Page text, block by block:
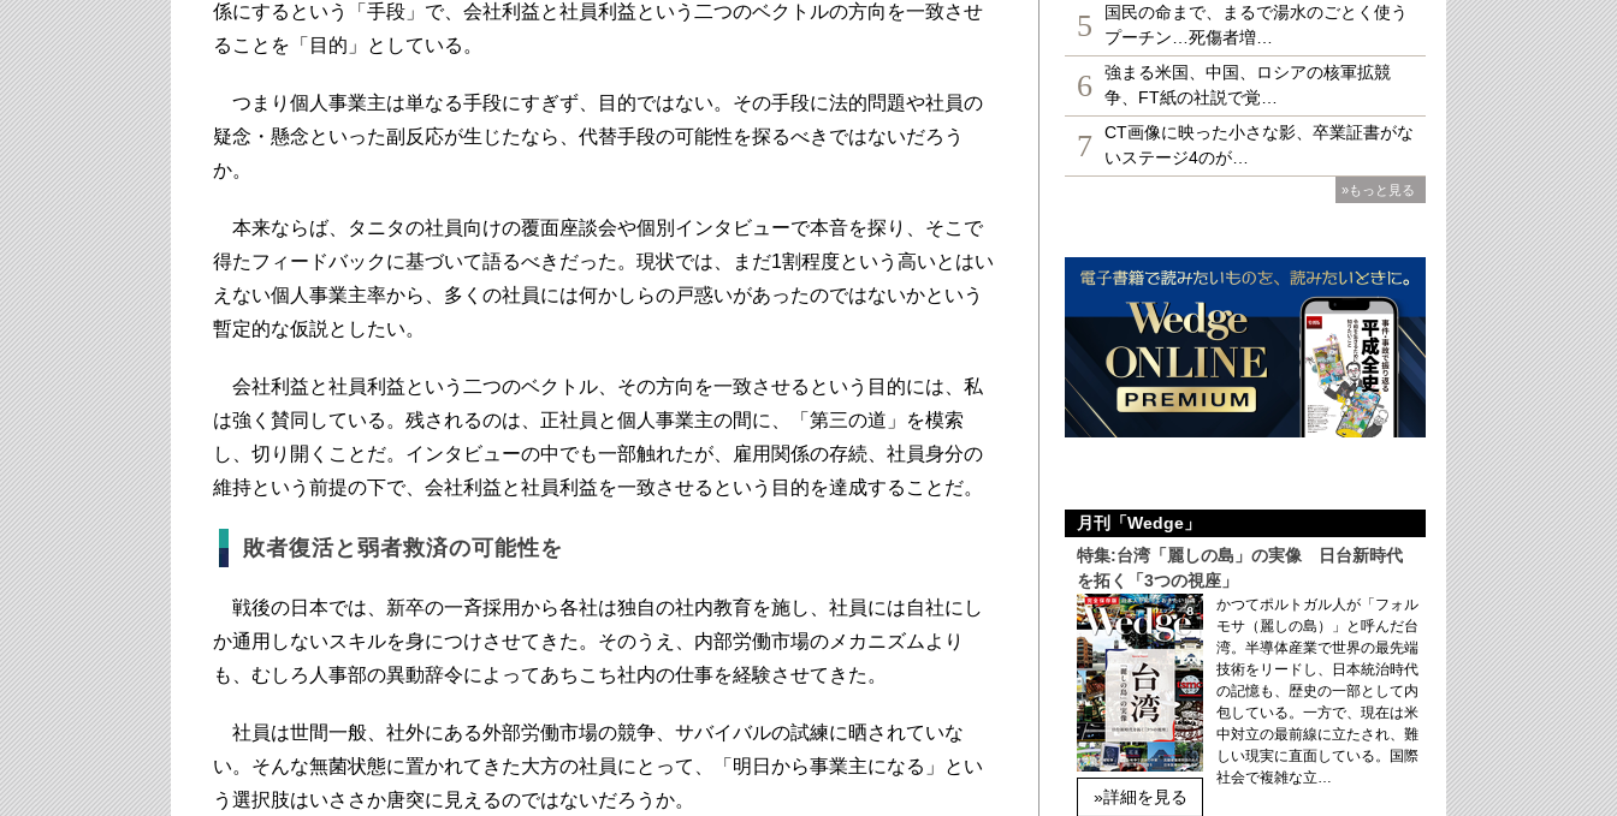
係にするという「手段」で、会社利益と社員利益という二つのベクトルの方向を一致させ
ることを「目的」としている。
つまり個人事業主は単なる手段にすぎず、目的ではない。その手段に法的問題や社員の
疑念・懸念といった副反応が生じたなら、代替手段の可能性を探るべきではないだろう
か。
本来ならば、タニタの社員向けの覆面座談会や個別インタビューで本音を探り、そこで
得たフィードバックに基づいて語るべきだった。現状では、まだ1割程度という高いとはい
えない個人事業主率から、多くの社員には何かしらの戸惑いがあったのではないかという
暫定的な仮説としたい。
会社利益と社員利益という二つのベクトル、その方向を一致させるという目的には、私
は強く賛同している。残されるのは、正社員と個人事業主の間に、「第三の道」を模索
し、切り開くことだ。インタビューの中でも一部触れたが、雇用関係の存続、社員身分の
維持という前提の下で、会社利益と社員利益を一致させるという目的を達成することだ。
敗者復活と弱者救済の可能性を
戦後の日本では、新卒の一斉採用から各社は独自の社内教育を施し、社員には自社にし
か通用しないスキルを身につけさせてきた。そのうえ、内部労働市場のメカニズムより
も、むしろ人事部の異動辞令によってあちこち社内の仕事を経験させてきた。
社員は世間一般、社外にある外部労働市場の競争、サバイバルの試練に晒されていな
い。そんな無菌状態に置かれてきた大方の社員にとって、「明日から事業主になる」とい
う選択肢はいささか唐突に見えるのではないだろうか。
5
国民の命まで、まるで湯水のごとく使う
プーチン…死傷者増…
6
強まる米国、中国、ロシアの核軍拡競
争、FT紙の社説で覚…
7
CT画像に映った小さな影、卒業証書がな
いステージ4のが…
»もっと見る
月刊「Wedge」
特集:台湾「麗しの島」の実像 日台新時代
を拓く「3つの視座」
»詳細を見る
かつてポルトガル人が「フォル
モサ（麗しの島）」と呼んだ台
湾。半導体産業で世界の最先端
技術をリードし、日本統治時代
の記憶も、歴史の一部として内
包している。一方で、現在は米
中対立の最前線に立たされ、難
しい現実に直面している。国際
社会で複雑な立…